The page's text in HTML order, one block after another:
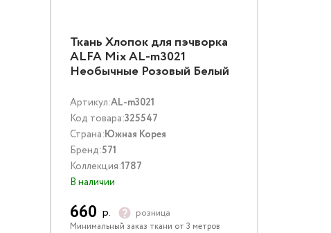
Ткань Хлопок для пэчворка
ALFA Mix AL-m3021
Необычные Розовый Белый
Артикул:AL-m3021
Код товара:325547
Страна:Южная Корея
Бренд:571
Коллекция:1787
В наличии
660 р. розница
Минимальный заказ ткани от 3 метров